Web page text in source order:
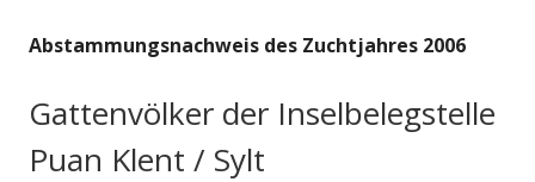
Abstammungsnachweis des Zuchtjahres 2006
Gattenvölker der Inselbelegstelle
Puan Klent / Sylt